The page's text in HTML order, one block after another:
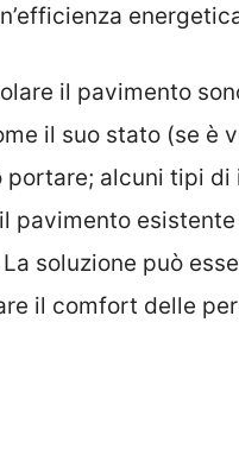
il pavimento
il suo stato (se è
alcuni tipi di
pavimento
soluzione può
il comfort delle